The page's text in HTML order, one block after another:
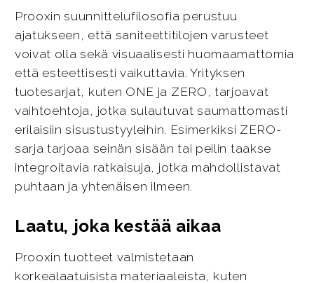
Prooxin suunnittelufilosofia perustuu
ajatukseen, että saniteettitilojen varusteet
voivat olla sekä visuaalisesti huomaamattomia
että esteettisesti vaikuttavia. Yrityksen
tuotesarjat, kuten ONE ja ZERO, tarjoavat
vaihtoehtoja, jotka sulautuvat saumattomasti
erilaisiin sisustustyyleihin. Esimerkiksi ZERO-
sarja tarjoaa seinän sisään tai peilin taakse
integroitavia ratkaisuja, jotka mahdollistavat
puhtaan ja yhtenäisen ilmeen.
Laatu, joka kestää aikaa
Prooxin tuotteet valmistetaan
korkealaatuisista materiaaleista, kuten